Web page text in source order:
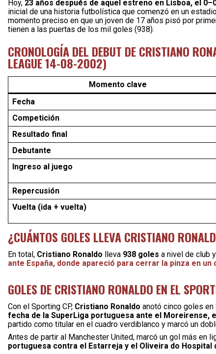
Hoy, 23 años después de aquel estreno en Lisboa, el
inicial de una historia futbolística que comenzó en un
momento preciso en que un joven de 17 años pisó por
tienen a las puertas de los mil goles (938).
CRONOLOGÍA DEL DEBUT DE CRISTIANO
LEAGUE 14-08-2002)
Momento clave
Fecha
Competición
Resultado final
Debutante
Ingreso al juego
Repercusión
Vuelta (ida + vuelta)
¿CUÁNTOS GOLES LLEVA CRISTIANO
En total, Cristiano Ronaldo lleva 938 goles a nivel de club
ante España, donde apareció para cerrar la pinza en un
GOLES DE CRISTIANO RONALDO EN EL
Con el Sporting CP, Cristiano Ronaldo anotó cinco goles en
fecha de la SuperLiga portuguesa ante el Moreirense,
partido como titular en el cuadro verdiblanco y marcó un
Antes de partir al Manchester United, marcó un gol más en
portuguesa contra el Estarreja y el Oliveira do